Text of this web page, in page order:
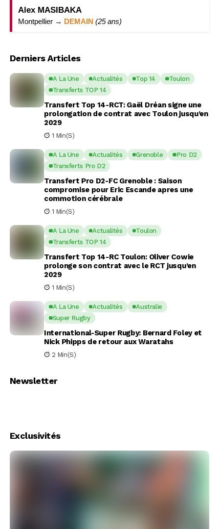
Alex MASIBAKA
Montpellier → DEMAIN (25 ans)
Derniers Articles
A La Une Actualités Top 14
Toulon
Transferts TOP 14
Transfert Top 14-RCT: Gaël Dréan signe une
prolongation de contrat avec Toulon jusqu’en
2029
1 Min(s)
A La Une Actualités Grenoble
Pro D2
Transferts Pro D2
Transfert Pro D2-FC Grenoble : Saison
compromise pour Eric Escande apres une
commotion cérébrale
1 Min(s)
A La Une Actualités
Toulon
Transferts TOP 14
Transfert Top 14-RC Toulon: Oliver Cowie
prolonge son contrat avec le RCT jusqu’en
2029
1 Min(s)
A La Une Actualités
Australie
Super Rugby
International-Super Rugby: Bernard Foley et
Nick Phipps de retour aux Waratahs
2 Min(s)
Newsletter
Exclusivités